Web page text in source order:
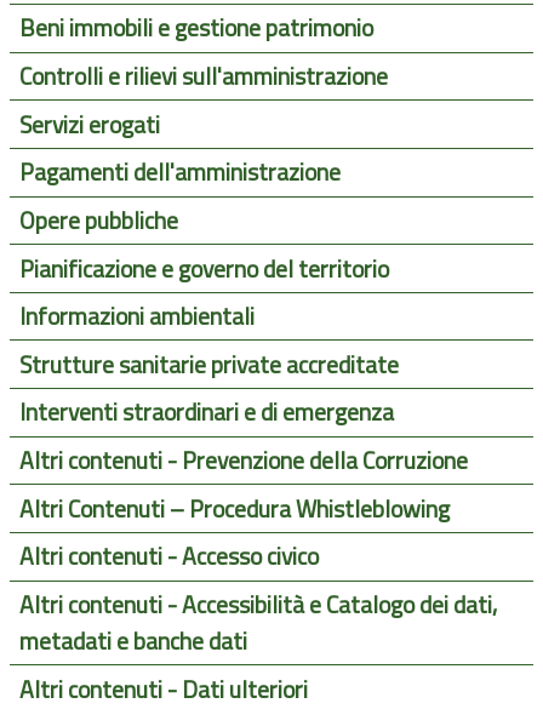
Beni immobili e gestione patrimonio
Controlli e rilievi sull'amministrazione
Servizi erogati
Pagamenti dell'amministrazione
Opere pubbliche
Pianificazione e governo del territorio
Informazioni ambientali
Strutture sanitarie private accreditate
Interventi straordinari e di emergenza
Altri contenuti - Prevenzione della Corruzione
Altri Contenuti – Procedura Whistleblowing
Altri contenuti - Accesso civico
Altri contenuti - Accessibilità e Catalogo dei dati,
metadati e banche dati
Altri contenuti - Dati ulteriori